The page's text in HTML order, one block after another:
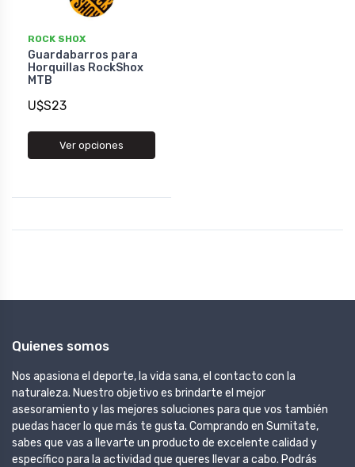
ROCK SHOX
Guardabarros para
Horquillas RockShox
MTB
U$S23
Ver opciones
Quienes somos
Nos apasiona el deporte, la vida sana, el contacto con la
naturaleza. Nuestro objetivo es brindarte el mejor
asesoramiento y las mejores soluciones para que vos también
puedas hacer lo que más te gusta. Comprando en Sumitate,
sabes que vas a llevarte un producto de excelente calidad y
específico para la actividad que queres llevar a cabo. Podrás